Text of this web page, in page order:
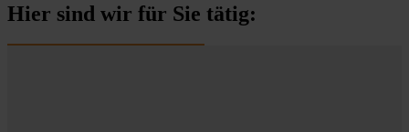
Hier sind wir für Sie tätig: